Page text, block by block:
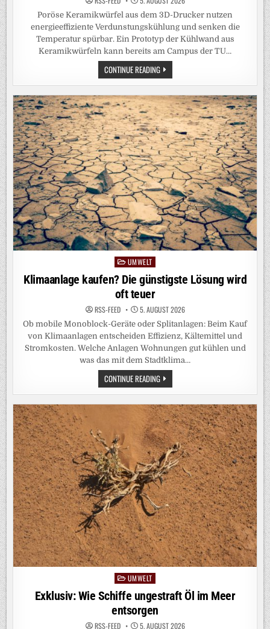
Poröse Keramikwürfel aus dem 3D-Drucker nutzen
energieeffiziente Verdunstungskühlung und senken die
Temperatur spürbar. Ein Prototyp der Kühlwand aus
Keramikwürfeln kann bereits am Campus der TU…
CONTINUE READINGTU
GRAZ
ENTWICKELT
KÜHLENDE
KERAMIKWAND
GEGEN
URBANE
HITZE
Posted
in
UMWELT
Klimaanlage kaufen? Die günstigste Lösung wird
oft teuer
RSS-FEED 5. AUGUST 2026
Ob mobile Monoblock-Geräte oder Splitanlagen: Beim Kauf
von Klimaanlagen entscheiden Effizienz, Kältemittel und
Stromkosten. Welche Anlagen Wohnungen gut kühlen und
was das mit dem Stadtklima…
CONTINUE READINGKLIMAANLAGE
KAUFEN?
DIE
LÖSUNG
WIRD
OFT
TEUER
Posted
in
UMWELT
Exklusiv: Wie Schiffe ungestraft Öl im Meer
entsorgen
RSS-FEED 5. AUGUST 2026